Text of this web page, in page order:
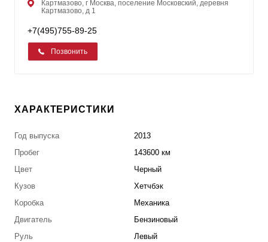
Картмазово, г Москва, поселение Московский, деревня
Картмазово, д 1
+7(495)755-89-25
Позвонить
ХАРАКТЕРИСТИКИ
Год выпуска
2013
Пробег
143600 км
Цвет
Черный
Кузов
Хетчбэк
Коробка
Механика
Двигатель
Бензиновый
Руль
Левый